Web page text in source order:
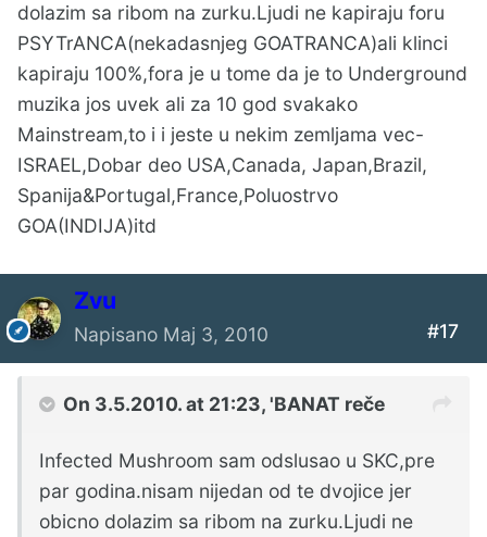
dolazim sa ribom na zurku.Ljudi ne kapiraju foru
PSYTrANCA(nekadasnjeg GOATRANCA)ali klinci
kapiraju 100%,fora je u tome da je to Underground
muzika jos uvek ali za 10 god svakako
Mainstream,to i i jeste u nekim zemljama vec-
ISRAEL,Dobar deo USA,Canada, Japan,Brazil,
Spanija&Portugal,France,Poluostrvo
GOA(INDIJA)itd
Zvu
Napisano Maj 3, 2010 #17
On 3.5.2010. at 21:23, 'BANAT reče
Infected Mushroom sam odslusao u SKC,pre
par godina.nisam nijedan od te dvojice jer
obicno dolazim sa ribom na zurku.Ljudi ne